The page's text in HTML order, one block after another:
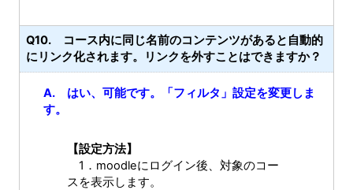
Q10. コース内に同じ名前のコンテンツがあると自動的
にリンク化されます。リンクを外すことはできますか？
A. はい、可能です。「フィルタ」設定を変更しま
す。
【設定方法】
1．moodleにログイン後、対象のコー
スを表示します。